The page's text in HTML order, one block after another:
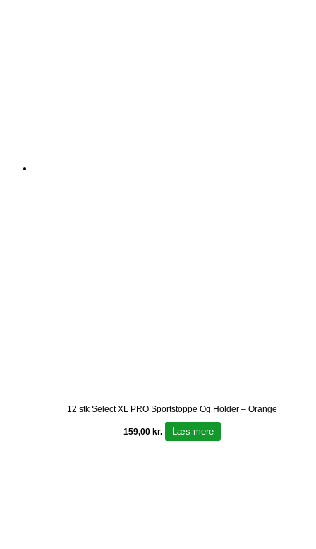
12 stk Select XL PRO Sportstoppe Og Holder – Orange
159,00kr. Læs mere